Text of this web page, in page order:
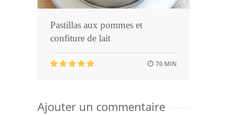
Pastillas aux pommes et
confiture de lait
70 MIN
Ajouter un commentaire